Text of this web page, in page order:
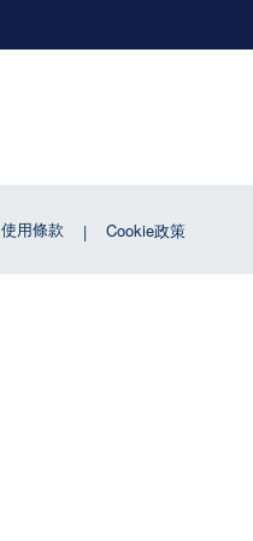
使用條款 Cookie政策